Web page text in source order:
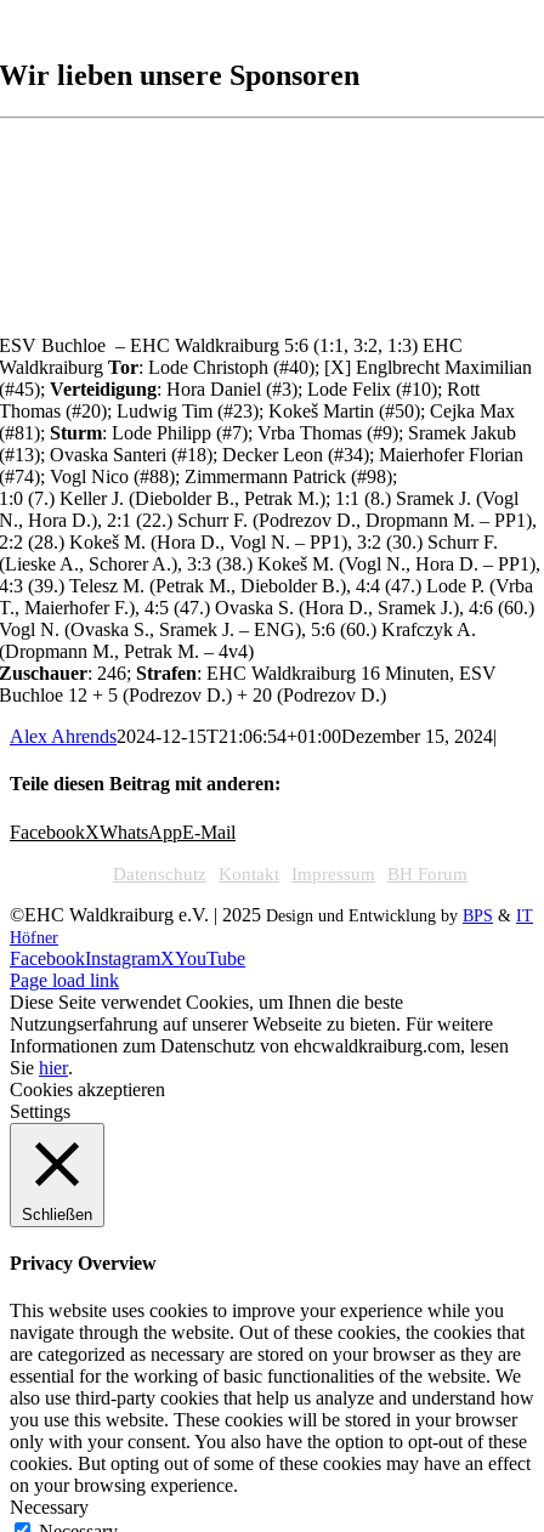
Wir lieben unsere Sponsoren
ESV Buchloe – EHC Waldkraiburg 5:6 (1:1, 3:2, 1:3) EHC
WaldkraiburgTor: Lode Christoph (#40); [X] Englbrecht Maximilian
(#45);Verteidigung: Hora Daniel (#3); Lode Felix (#10); Rott
Thomas (#20); Ludwig Tim (#23); Kokeš Martin (#50); Cejka Max
(#81);Sturm: Lode Philipp (#7); Vrba Thomas (#9); Sramek Jakub
(#13); Ovaska Santeri (#18); Decker Leon (#34); Maierhofer Florian
(#74); Vogl Nico (#88); Zimmermann Patrick (#98);
1:0 (7.) Keller J. (Diebolder B., Petrak M.); 1:1 (8.) Sramek J. (Vogl
N., Hora D.), 2:1 (22.) Schurr F. (Podrezov D., Dropmann M. – PP1),
2:2 (28.) Kokeš M. (Hora D., Vogl N. – PP1), 3:2 (30.) Schurr F.
(Lieske A., Schorer A.), 3:3 (38.) Kokeš M. (Vogl N., Hora D. – PP1),
4:3 (39.) Telesz M. (Petrak M., Diebolder B.), 4:4 (47.) Lode P. (Vrba
T., Maierhofer F.), 4:5 (47.) Ovaska S. (Hora D., Sramek J.), 4:6 (60.)
Vogl N. (Ovaska S., Sramek J. – ENG), 5:6 (60.) Krafczyk A.
(Dropmann M., Petrak M. – 4v4)
Zuschauer: 246;Strafen: EHC Waldkraiburg 16 Minuten, ESV
Buchloe 12 + 5 (Podrezov D.) + 20 (Podrezov D.)
Alex Ahrends2024-12-15T21:06:54+01:00Dezember 15, 2024|
Teile diesen Beitrag mit anderen:
FacebookXWhatsAppE-Mail
Datenschutz Kontakt Impressum BH Forum
©EHC Waldkraiburg e.V. | 2025 Design und Entwicklung by BPS & IT
Höfner
FacebookInstagramXYouTube
Page load link
Diese Seite verwendet Cookies, um Ihnen die beste
Nutzungserfahrung auf unserer Webseite zu bieten. Für weitere
Informationen zum Datenschutz von ehcwaldkraiburg.com, lesen
Sie hier.
Cookies akzeptieren
Settings
Schließen
Privacy Overview
This website uses cookies to improve your experience while you
navigate through the website. Out of these cookies, the cookies that
are categorized as necessary are stored on your browser as they are
essential for the working of basic functionalities of the website. We
also use third-party cookies that help us analyze and understand how
you use this website. These cookies will be stored in your browser
only with your consent. You also have the option to opt-out of these
cookies. But opting out of some of these cookies may have an effect
on your browsing experience.
Necessary